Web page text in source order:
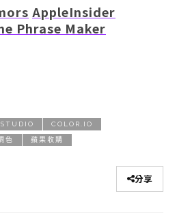
AppleInsider
Phrase Maker
COLOR.IO
色 蘋果收購
分享